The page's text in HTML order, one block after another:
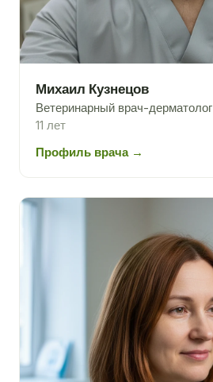
Михаил Кузнецов
Ветеринарный врач-дерматолог
11 лет
Профиль врача →